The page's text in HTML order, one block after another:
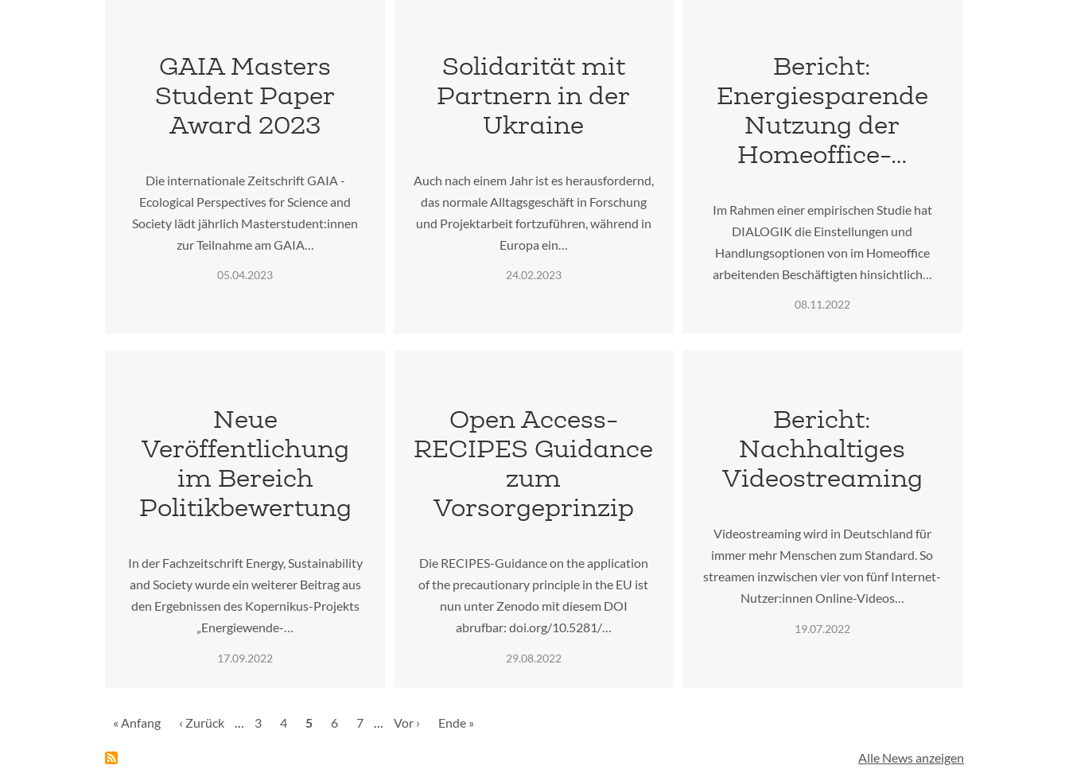
GAIA Masters
Student Paper
Award 2023
Die internationale Zeitschrift GAIA -
Ecological Perspectives for Science and
Society lädt jährlich Masterstudent:innen
zur Teilnahme am GAIA…
05.04.2023
Solidarität mit
Partnern in der
Ukraine
Auch nach einem Jahr ist es herausfordernd,
das normale Alltagsgeschäft in Forschung
und Projektarbeit fortzuführen, während in
Europa ein…
24.02.2023
Bericht:
Energiesparende
Nutzung der
Homeoffice-…
Im Rahmen einer empirischen Studie hat
DIALOGIK die Einstellungen und
Handlungsoptionen von im Homeoffice
arbeitenden Beschäftigten hinsichtlich…
08.11.2022
Neue
Veröffentlichung
im Bereich
Politikbewertung
In der Fachzeitschrift Energy, Sustainability
and Society wurde ein weiterer Beitrag aus
den Ergebnissen des Kopernikus-Projekts
„Energiewende-…
17.09.2022
Open Access-
RECIPES Guidance
zum
Vorsorgeprinzip
Die RECIPES-Guidance on the application
of the precautionary principle in the EU ist
nun unter Zenodo mit diesem DOI
abrufbar: doi.org/10.5281/…
29.08.2022
Bericht:
Nachhaltiges
Videostreaming
Videostreaming wird in Deutschland für
immer mehr Menschen zum Standard. So
streamen inzwischen vier von fünf Internet-
Nutzer:innen Online-Videos…
19.07.2022
Erste
« Anfang
Vorherige
‹ Zurück Seite
3 Seite
4
Aktuelle
5 Seite
6 Seite
7
Nächste
Vor ›
Letzte
Ende »
Alle News anzeigen